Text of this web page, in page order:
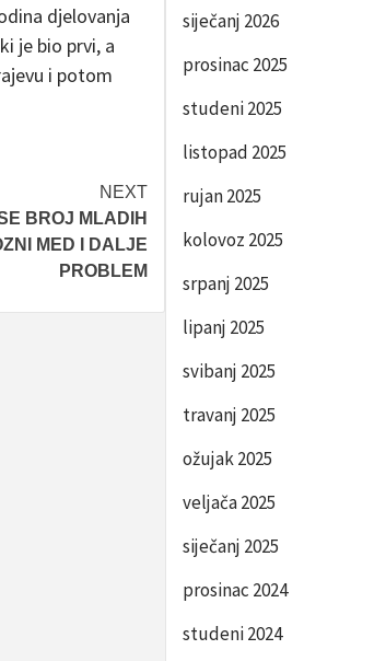
djelovanja
je bio prvi, a
i potom
NEXT
BROJ MLADIH
MED I DALJE
PROBLEM
siječanj 2026
prosinac 2025
studeni 2025
listopad 2025
rujan 2025
kolovoz 2025
srpanj 2025
lipanj 2025
svibanj 2025
travanj 2025
ožujak 2025
veljača 2025
siječanj 2025
prosinac 2024
studeni 2024